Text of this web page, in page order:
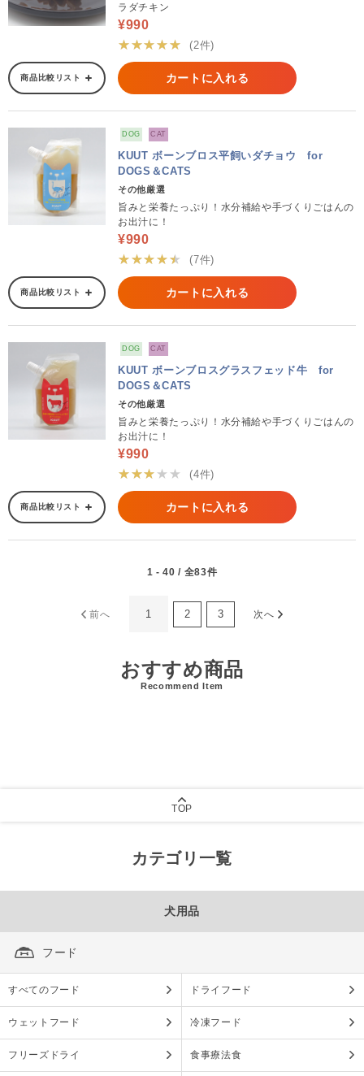
ラダチキン
¥990
★★★★★
(2件)
商品比較リスト カートに入れる
DOG CAT
KUUT ボーンブロス平飼いダチョウ for
DOGS＆CATS
その他厳選
旨みと栄養たっぷり！水分補給や手づくりごはんの
お出汁に！
¥990
★★★★★
(7件)
商品比較リスト カートに入れる
DOG CAT
KUUT ボーンブロスグラスフェッド牛 for
DOGS＆CATS
その他厳選
旨みと栄養たっぷり！水分補給や手づくりごはんの
お出汁に！
¥990
★★★★★
(4件)
商品比較リスト カートに入れる
1 - 40 / 全83件
前へ 1 2 3 次へ
おすすめ商品
Recommend Item
TOP
カテゴリ一覧
犬用品
フード
すべてのフード ドライフード
ウェットフード 冷凍フード
フリーズドライ 食事療法食